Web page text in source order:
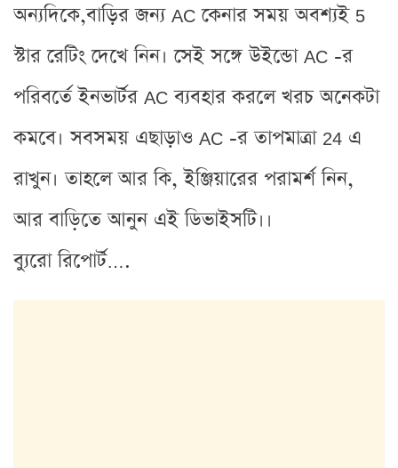
অন্যদিকে,বাড়ির জন্য AC কেনার সময় অবশ্যই 5
স্টার রেটিং দেখে নিন। সেই সঙ্গে উইন্ডো AC -র
পরিবর্তে ইনভার্টর AC ব্যবহার করলে খরচ অনেকটা
কমবে। সবসময় এছাড়াও AC -র তাপমাত্রা 24 এ
রাখুন। তাহলে আর কি, ইঞ্জিয়ারের পরামর্শ নিন,
আর বাড়িতে আনুন এই ডিভাইসটি।।
ব্যুরো রিপোর্ট….